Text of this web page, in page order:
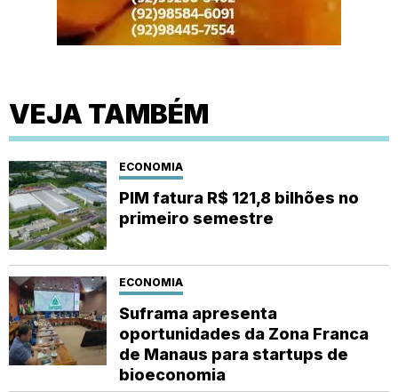
VEJA TAMBÉM
ECONOMIA
PIM fatura R$ 121,8 bilhões no
primeiro semestre
ECONOMIA
Suframa apresenta
oportunidades da Zona Franca
de Manaus para startups de
bioeconomia